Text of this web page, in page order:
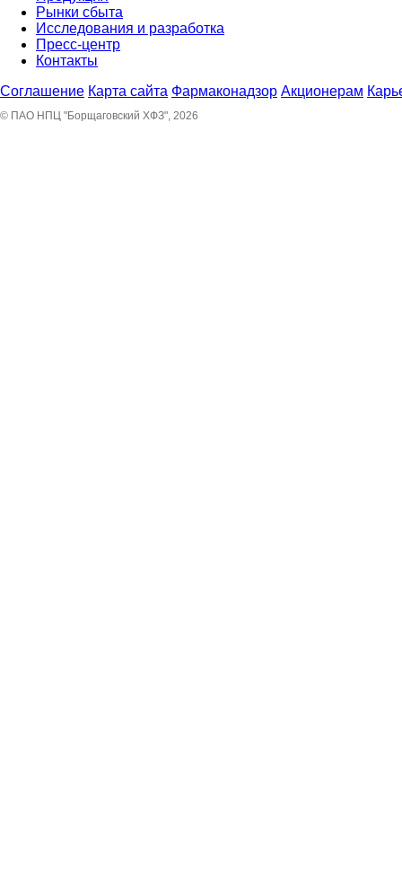
Рынки сбыта
Исследования и разработка
Пресс-центр
Контакты
Соглашение Карта сайта Фармаконадзор Акционерам
© ПАО НПЦ "Борщаговский ХФЗ", 2026